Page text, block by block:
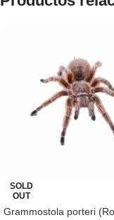
SOLD
OUT
Grammostola porteri